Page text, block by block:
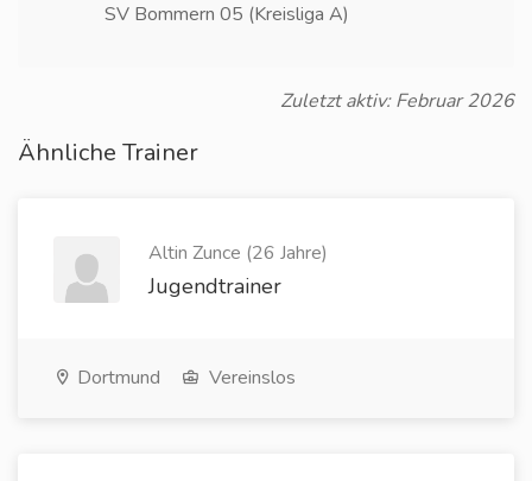
SV Bommern 05 (Kreisliga A)
Zuletzt aktiv: Februar 2026
Ähnliche Trainer
Altin Zunce (26 Jahre)
Jugendtrainer
Dortmund Vereinslos